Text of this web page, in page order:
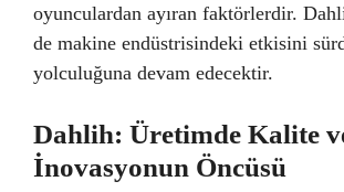
oyunculardan ayıran faktörlerdir.
de makine endüstrisindeki etkisini
yolculuğuna devam edecektir.
Dahlih: Üretimde Kalite
İnovasyonun Öncüsü